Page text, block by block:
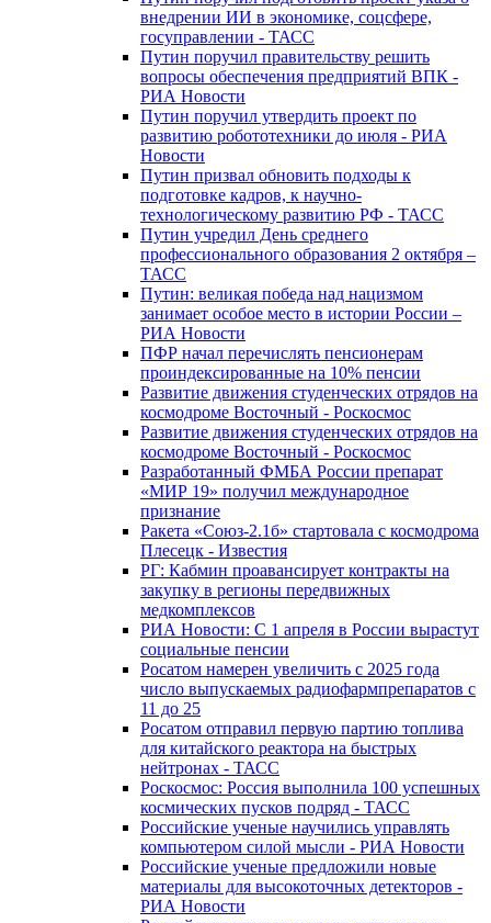
внедрении ИИ в экономике, соцсфере,
госуправлении - ТАСС
Путин поручил правительству решить
вопросы обеспечения предприятий ВПК -
РИА Новости
Путин поручил утвердить проект по
развитию робототехники до июля - РИА
Новости
Путин призвал обновить подходы к
подготовке кадров, к научно-
технологическому развитию РФ - ТАСС
Путин учредил День среднего
профессионального образования 2 октября –
ТАСС
Путин: великая победа над нацизмом
занимает особое место в истории России –
РИА Новости
ПФР начал перечислять пенсионерам
проиндексированные на 10% пенсии
Развитие движения студенческих отрядов на
космодроме Восточный - Роскосмос
Развитие движения студенческих отрядов на
космодроме Восточный - Роскосмос
Разработанный ФМБА России препарат
«МИР 19» получил международное
признание
Ракета «Союз-2.1б» стартовала с космодрома
Плесецк - Известия
РГ: Кабмин проавансирует контракты на
закупку в регионы передвижных
медкомплексов
РИА Новости: С 1 апреля в России вырастут
социальные пенсии
Росатом намерен увеличить с 2025 года
число выпускаемых радиофармпрепаратов с
11 до 25
Росатом отправил первую партию топлива
для китайского реактора на быстрых
нейтронах - ТАСС
Роскосмос: Россия выполнила 100 успешных
космических пусков подряд - ТАСС
Российские ученые научились управлять
компьютером силой мысли - РИА Новости
Российские ученые предложили новые
материалы для высокоточных детекторов -
РИА Новости